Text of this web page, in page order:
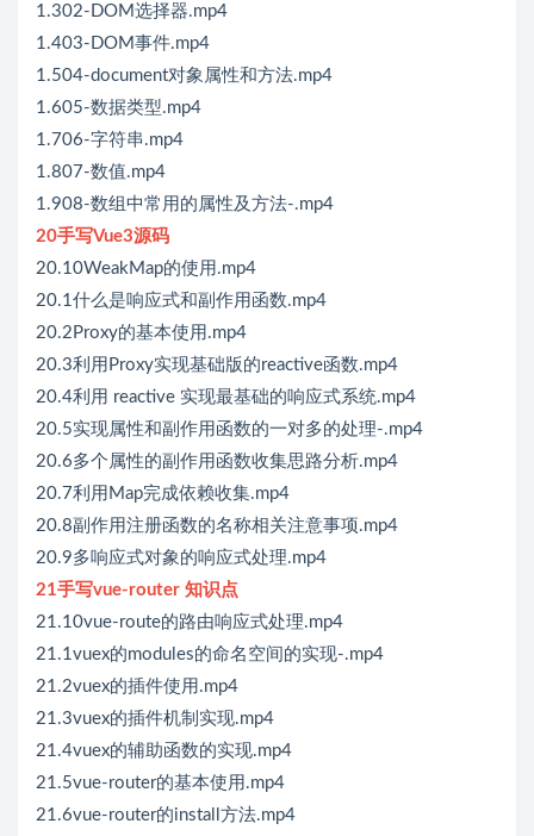
1.302-DOM选择器.mp4
1.403-DOM事件.mp4
1.504-document对象属性和方法.mp4
1.605-数据类型.mp4
1.706-字符串.mp4
1.807-数值.mp4
1.908-数组中常用的属性及方法-.mp4
20手写Vue3源码
20.10WeakMap的使用.mp4
20.1什么是响应式和副作用函数.mp4
20.2Proxy的基本使用.mp4
20.3利用Proxy实现基础版的reactive函数.mp4
20.4利用 reactive 实现最基础的响应式系统.mp4
20.5实现属性和副作用函数的一对多的处理-.mp4
20.6多个属性的副作用函数收集思路分析.mp4
20.7利用Map完成依赖收集.mp4
20.8副作用注册函数的名称相关注意事项.mp4
20.9多响应式对象的响应式处理.mp4
21手写vue-router 知识点
21.10vue-route的路由响应式处理.mp4
21.1vuex的modules的命名空间的实现-.mp4
21.2vuex的插件使用.mp4
21.3vuex的插件机制实现.mp4
21.4vuex的辅助函数的实现.mp4
21.5vue-router的基本使用.mp4
21.6vue-router的install方法.mp4